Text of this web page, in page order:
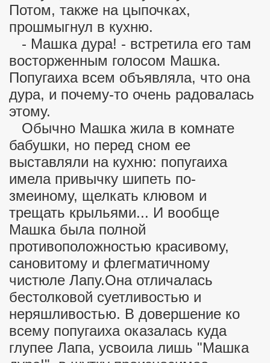
Потом, также на цыпочках,
прошмыгнул в кухню.
- Машка дура! - встретила его там
восторженным голосом Машка.
Попугаиха всем объявляла, что она
дура, и почему-то очень радовалась
этому.
Обычно Машка жила в комнате
бабушки, но перед сном ее
выставляли на кухню: попугаиха
имела привычку шипеть по-
змеиному, щелкать клювом и
трещать крыльями... И вообще
Машка была полной
противоположностью красивому,
сановитому и флегматичному
чистюле Лапу.Она отличалась
бестолковой суетливостью и
неряшливостью. В довершение ко
всему попугаиха оказалась куда
глупее Лапа, усвоила лишь "Машка